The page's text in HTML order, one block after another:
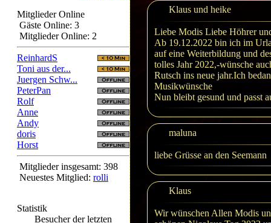
Mitglieder Online
Gäste Online: 3
Mitglieder Online: 2
ReinhardS
Toni aus der...
Juergen Schw...
PeterPan
Rolf
Anne
Andy
doris
Horst
Mitglieder insgesamt: 398
Neuestes Mitglied: rolli
Statistik
Besucher der letzten
Klaus und heike
Liebe Modis Liebe Höhrer
Ab 19.12.2022 bin ich im
auf eine Weiterbildung und
tolles Jahr 2022,-wünsche
Rutsch ins neue jahr.Ich
Musikwünsche
Nun bleibt gesund und passt
maluna
liebe Grüsse an den Seemann
Klaus
Wir wünschen Allen Modis